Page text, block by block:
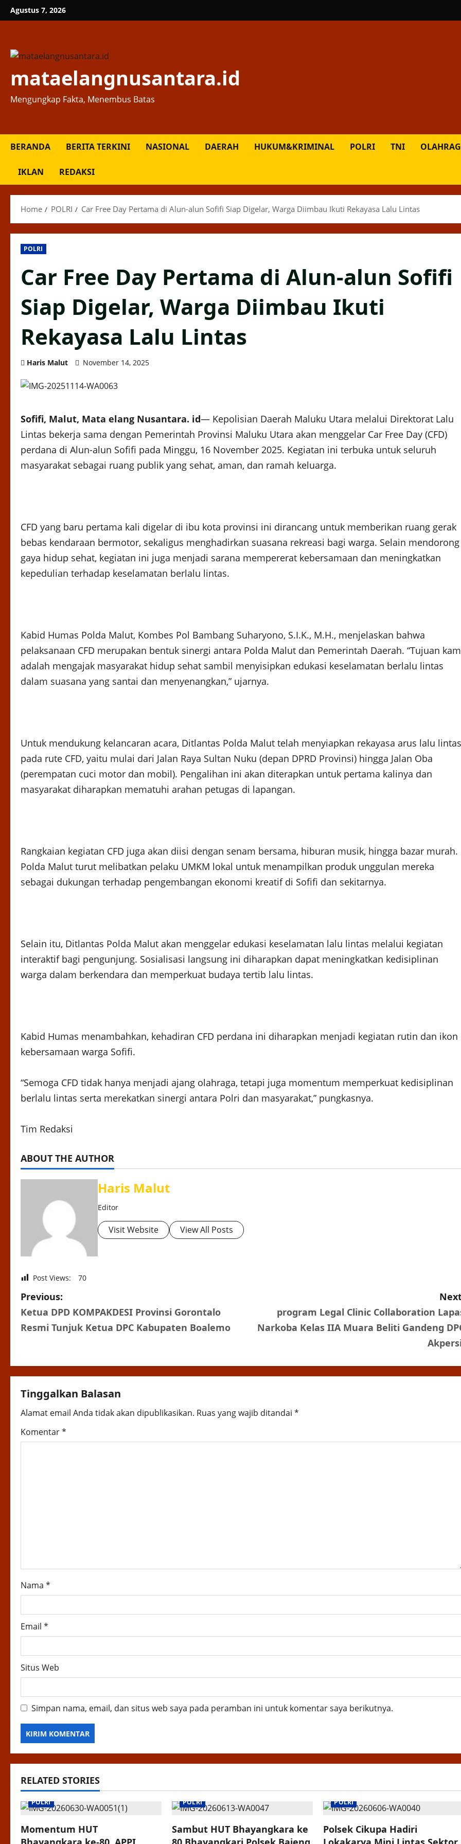
Skip
to
Agustus 7, 2026
mataelangnusantara.id
Mengungkap Fakta, Menembus Batas
BERANDA BERITA TERKINI NASIONAL DAERAH HUKUM&KRIMINAL POLRI TNI
IKLAN REDAKSI
Home POLRI Car Free Day Pertama di Alun-alun Sofifi Siap Digelar, Warga Diimbau Ikuti Rekayasa Lalu Lintas
POLRI
Car Free Day Pertama di Alun-alun Sofifi
Siap Digelar, Warga Diimbau Ikuti
Rekayasa Lalu Lintas
Haris Malut November 14, 2025
Sofifi, Malut, Mata elang Nusantara. id— Kepolisian Daerah Maluku Utara melalui Direktorat Lalu
Lintas bekerja sama dengan Pemerintah Provinsi Maluku Utara akan menggelar Car Free Day (CFD)
perdana di Alun-alun Sofifi pada Minggu, 16 November 2025. Kegiatan ini terbuka untuk seluruh
masyarakat sebagai ruang publik yang sehat, aman, dan ramah keluarga.
CFD yang baru pertama kali digelar di ibu kota provinsi ini dirancang untuk memberikan ruang gerak
bebas kendaraan bermotor, sekaligus menghadirkan suasana rekreasi bagi warga. Selain mendorong
gaya hidup sehat, kegiatan ini juga menjadi sarana mempererat kebersamaan dan meningkatkan
kepedulian terhadap keselamatan berlalu lintas.
Kabid Humas Polda Malut, Kombes Pol Bambang Suharyono, S.I.K., M.H., menjelaskan bahwa
pelaksanaan CFD merupakan bentuk sinergi antara Polda Malut dan Pemerintah Daerah. “Tujuan
adalah mengajak masyarakat hidup sehat sambil menyisipkan edukasi keselamatan berlalu lintas
dalam suasana yang santai dan menyenangkan,” ujarnya.
Untuk mendukung kelancaran acara, Ditlantas Polda Malut telah menyiapkan rekayasa arus lalu lintas
pada rute CFD, yaitu mulai dari Jalan Raya Sultan Nuku (depan DPRD Provinsi) hingga Jalan Oba
(perempatan cuci motor dan mobil). Pengalihan ini akan diterapkan untuk pertama kalinya dan
masyarakat diharapkan mematuhi arahan petugas di lapangan.
Rangkaian kegiatan CFD juga akan diisi dengan senam bersama, hiburan musik, hingga bazar murah.
Polda Malut turut melibatkan pelaku UMKM lokal untuk menampilkan produk unggulan mereka
sebagai dukungan terhadap pengembangan ekonomi kreatif di Sofifi dan sekitarnya.
Selain itu, Ditlantas Polda Malut akan menggelar edukasi keselamatan lalu lintas melalui kegiatan
interaktif bagi pengunjung. Sosialisasi langsung ini diharapkan dapat meningkatkan kedisiplinan
warga dalam berkendara dan memperkuat budaya tertib lalu lintas.
Kabid Humas menambahkan, kehadiran CFD perdana ini diharapkan menjadi kegiatan rutin dan ikon
kebersamaan warga Sofifi.
“Semoga CFD tidak hanya menjadi ajang olahraga, tetapi juga momentum memperkuat kedisiplinan
berlalu lintas serta merekatkan sinergi antara Polri dan masyarakat,” pungkasnya.
Tim Redaksi
ABOUT THE AUTHOR
Haris Malut
Editor
Visit Website View All Posts
Post Views: 70
P
o
t
n
a
v
n
Previous:
Ketua DPD KOMPAKDESI Provinsi Gorontalo
Resmi Tunjuk Ketua DPC Kabupaten Boalemo
program Legal Clinic Collaboration
Narkoba Kelas IIA Muara Beliti Gandeng
Tinggalkan Balasan
Alamat email Anda tidak akan dipublikasikan. Ruas yang wajib ditandai *
Komentar*
Nama *
Email *
Situs Web
Simpan nama, email, dan situs web saya pada peramban ini untuk komentar saya berikutnya.
RELATED STORIES
POLRI
Momentum HUT
POLRI
Sambut HUT Bhayangkara ke
POLRI
Polsek Cikupa Hadiri